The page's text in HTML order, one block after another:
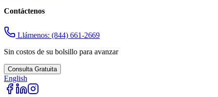
Contáctenos
Llámenos: (844) 661-2669
Sin costos de su bolsillo para avanzar
Consulta Gratuita
English